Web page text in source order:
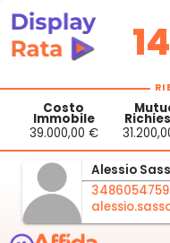
Costo
Immobile
39.000,00 €
Alessio
3486054759